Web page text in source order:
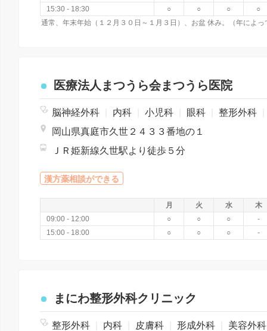
15:30 - 18:30
○ ○ ○
○
通常、年末年始（１２月３０日～１月３日）、お盆 休み。（年によ
医療法人まつうら会まつうら医院
脳神経外科 内科 小児科 眼科 整形外科
岡山県真庭市久世２４３３番地の１
ＪＲ姫新線久世駅より徒歩５分
漢方薬相談ができる
月 火 水
木
09:00 - 12:00
○ ○ ○
-
15:00 - 18:00
○ ○ ○ -
まにわ整形外科クリニック
整形外科 内科 皮膚科 形成外科
美容外